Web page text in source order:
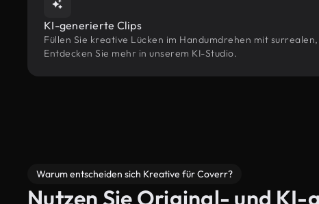
KI-generierte Clips
Füllen Sie kreative Lücken im Handumdrehen mit
Entdecken Sie mehr in unserem KI-Studio.
Warum entscheiden sich Kreative für Coverr?
Nutzen Sie Original- und